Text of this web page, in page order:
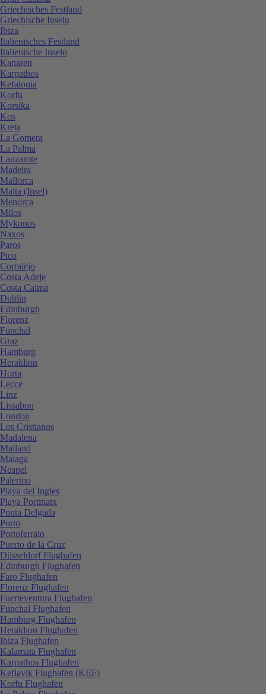
Griechisches Festland
Griechische Inseln
Ibiza
Italienisches Festland
Italienische Inseln
Kanaren
Karpathos
Kefalonia
Korfu
Korsika
Kos
Kreta
La Gomera
La Palma
Lanzarote
Madeira
Mallorca
Malta (Insel)
Menorca
Milos
Mykonos
Naxos
Paros
Pico
Corralejo
Costa Adeje
Costa Calma
Dublin
Edinburgh
Florenz
Funchal
Graz
Hamburg
Heraklion
Horta
Lecce
Linz
Lissabon
London
Los Cristianos
Madalena
Mailand
Malaga
Neapel
Palermo
Playa del Ingles
Playa Portinatx
Ponta Delgada
Porto
Portoferraio
Puerto de la Cruz
Düsseldorf Flughafen
Edinburgh Flughafen
Faro Flughafen
Florenz Flughafen
Fuerteventura Flughafen
Funchal Flughafen
Hamburg Flughafen
Heraklion Flughafen
Ibiza Flughafen
Kalamata Flughafen
Karpathos Flughafen
Keflavik Flughafen (KEF)
Korfu Flughafen